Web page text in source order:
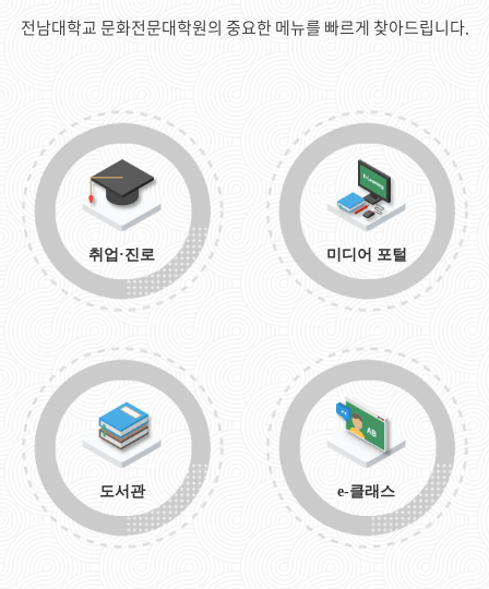
전남대학교 문화전문대학원의 중요한 메뉴를 빠르게 찾아드립니다.
취업·진로 미디어 포털
도서관 e-클래스